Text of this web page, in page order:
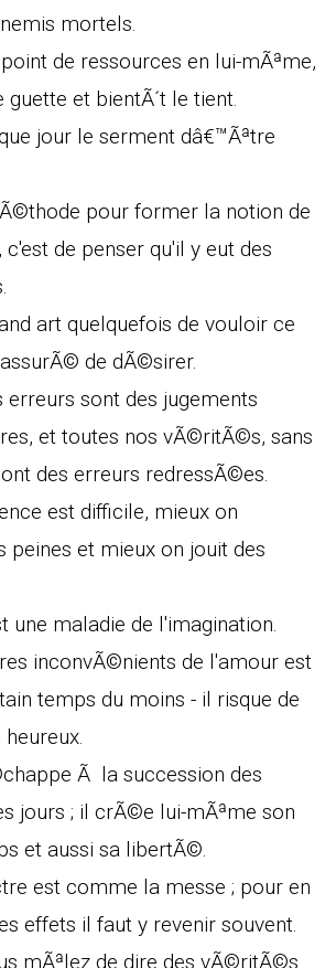
mortels.
de ressources en lui-mÃªme,
guette et bientÃ´t le tient.
jour le serment dâ€™Ãªtre
pour former la notion de
de penser qu'il y eut des
art quelquefois de vouloir ce
de dÃ©sirer.
erreurs sont des jugements
et toutes nos vÃ©ritÃ©s, sans
des erreurs redressÃ©es.
est difficile, mieux on
peines et mieux on jouit des
une maladie de l'imagination.
inconvÃ©nients de l'amour est
temps du moins - il risque de
Ã la succession des
jours ; il crÃ©e lui-mÃªme son
et aussi sa libertÃ©.
est comme la messe ; pour en
effets il faut y revenir souvent.
mÃªlez de dire des vÃ©ritÃ©s